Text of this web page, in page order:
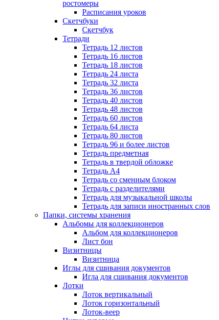
ростомеры
Расписания уроков
Скетчбуки
Скетчбук
Тетради
Тетрадь 12 листов
Тетрадь 16 листов
Тетрадь 18 листов
Тетрадь 24 листа
Тетрадь 32 листа
Тетрадь 36 листов
Тетрадь 40 листов
Тетрадь 48 листов
Тетрадь 60 листов
Тетрадь 64 листа
Тетрадь 80 листов
Тетрадь 96 и более листов
Тетрадь предметная
Тетрадь в твердой обложке
Тетрадь А4
Тетрадь со сменным блоком
Тетрадь с разделителями
Тетрадь для музыкальной школы
Тетрадь для записи иностранных слов
Папки, системы хранения
Альбомы для коллекционеров
Альбом для коллекционеров
Лист бон
Визитницы
Визитница
Иглы для сшивания документов
Игла для сшивания документов
Лотки
Лоток вертикальный
Лоток горизонтальный
Лоток-веер